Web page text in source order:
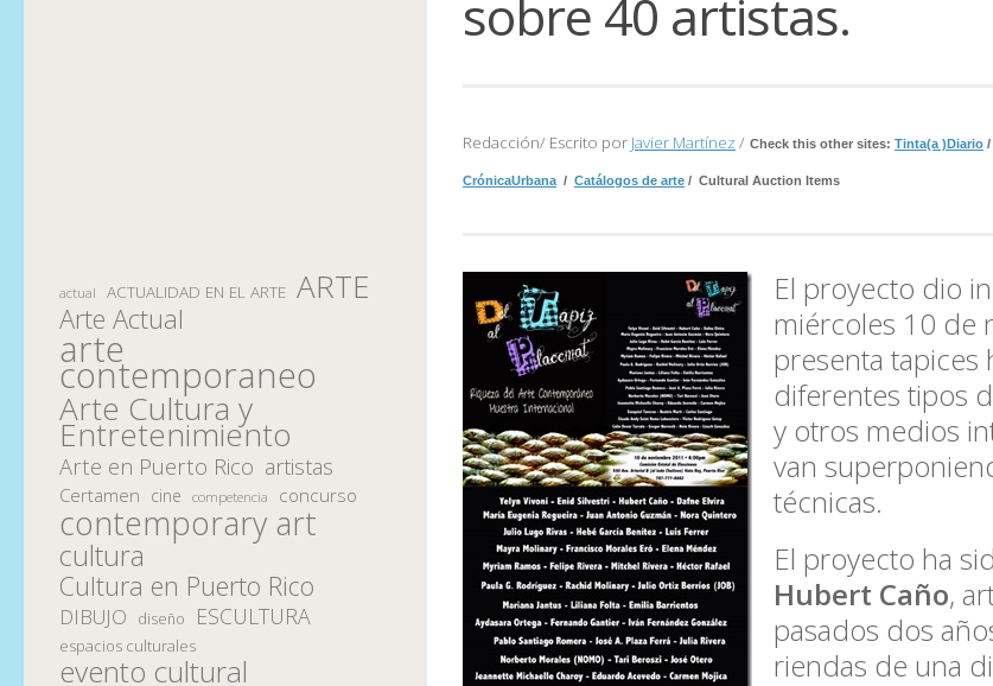
sobre 40 artistas.
Redacción/ Escrito por Javier Martínez / Check this other sites: Tinta(a )Diario /
CrónicaUrbana / Catálogos de arte / Cultural Auction Items
El proyecto dio
miércoles 10 de
presenta tapices
diferentes tipos
y otros medios
van
técnicas.
El proyecto ha
Hubert Caño,
pasados dos
riendas de una
actual ACTUALIDAD EN EL ARTE ARTE
Arte Actual
arte
contemporaneo
Arte Cultura y
Entretenimiento
Arte en Puerto Rico artistas
Certamen cine competencia concurso
contemporary art
cultura
Cultura en Puerto Rico
DIBUJO diseño ESCULTURA
espacios culturales
evento cultural